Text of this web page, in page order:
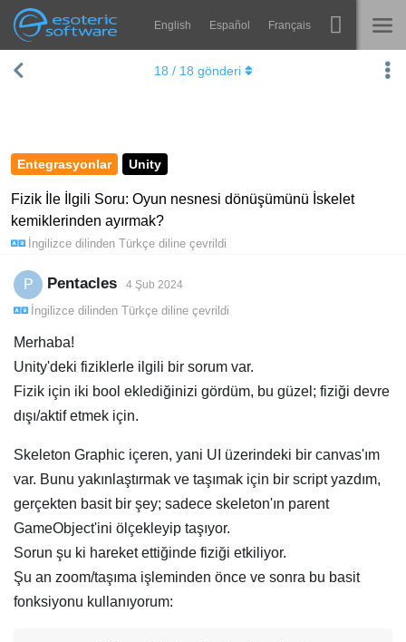
Esoteric Software
Navigation English Español Français
ANASAYFA
DESTEK
Spine
Entegrasyonlar Unity
Fizik İle İlgili Soru: Oyun nesnesi dönüşümünü İskelet
kemiklerinden ayırmak?
İngilizce dilinden Türkçe diline çevrildi
18 / 18 gönderi
P Pentacles 4 Şub 2024
İngilizce dilinden Türkçe diline çevrildi
Merhaba!
Unity'deki fiziklerle ilgili bir sorum var.
Fizik için iki bool eklediğinizi gördüm, bu güzel; fiziği devre
dışı/aktif etmek için.
Skeleton Graphic içeren, yani UI üzerindeki bir canvas'ım
var. Bunu yakınlaştırmak ve taşımak için bir script yazdım,
gerçekten basit bir şey; sadece skeleton'ın parent
GameObject'ini ölçekleyip taşıyor.
Sorun şu ki hareket ettiğinde fiziği etkiliyor.
Şu an zoom/taşıma işleminden önce ve sonra bu basit
fonksiyonu kullanıyorum: